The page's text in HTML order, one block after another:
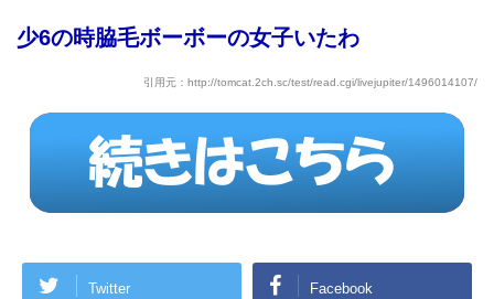
少6の時脇毛ボーボーの女子いたわ
引用元：http://tomcat.2ch.sc/test/read.cgi/livejupiter/1496014107/
Twitter Facebook